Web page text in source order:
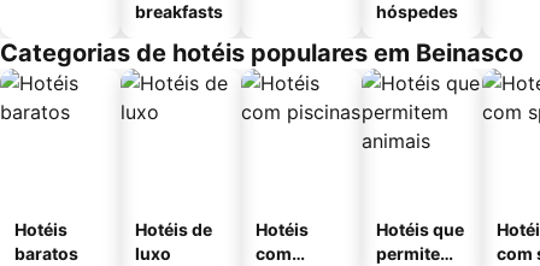
breakfasts
hóspedes
Categorias de hotéis populares em Beinasco
Hotéis
baratos
Hotéis de
luxo
Hotéis
com
Hotéis que
permitem
com